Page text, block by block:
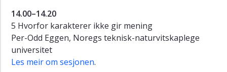
14.00–14.20
5 Hvorfor karakterer ikke gir mening
Per-Odd Eggen, Noregs teknisk-naturvitskaplege
universitet
Les meir om sesjonen.